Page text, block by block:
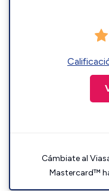
Cámbiate al
Mastercard™